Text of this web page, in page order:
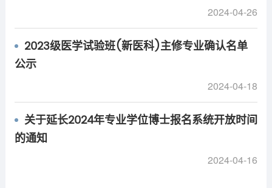
2024-04-26
2023级医学试验班(新医科)主修专业确认名单
公示
2024-04-18
关于延长2024年专业学位博士报名系统开放时间
的通知
2024-04-16